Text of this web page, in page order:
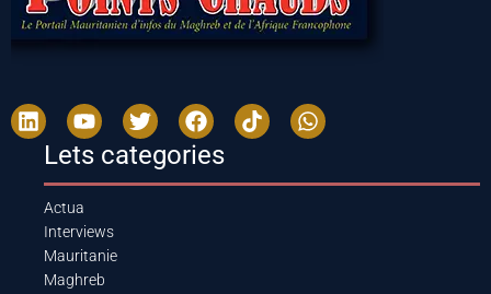
Lets categories
Actua
Interviews
Mauritanie
Maghreb